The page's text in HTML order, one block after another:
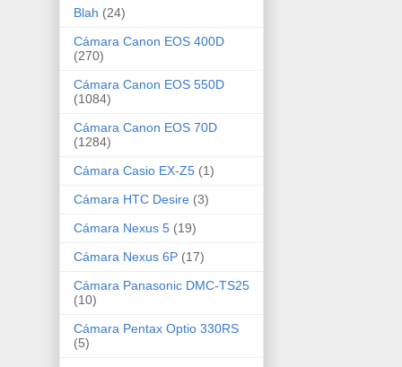
Blah (24)
Cámara Canon EOS 400D
(270)
Cámara Canon EOS 550D
(1084)
Cámara Canon EOS 70D
(1284)
Cámara Casio EX-Z5 (1)
Cámara HTC Desire (3)
Cámara Nexus 5 (19)
Cámara Nexus 6P (17)
Cámara Panasonic DMC-TS25
(10)
Cámara Pentax Optio 330RS
(5)